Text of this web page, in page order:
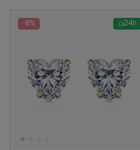
-8% 24h